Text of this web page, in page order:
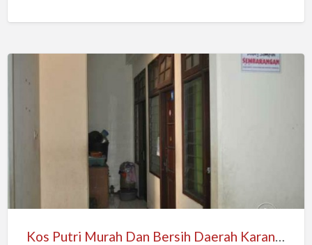
Putri
Bersih
Kos Putri Murah Dan Bersih Daerah Karang Empat